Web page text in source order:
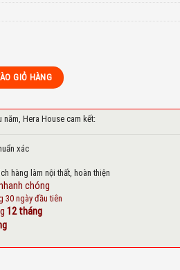
R số lượng
GIỎ HÀNG
năm, Hera House cam kết:
xác
hàng làm nội thất, hoàn thiện
chóng
30 ngày đầu tiên
12 tháng